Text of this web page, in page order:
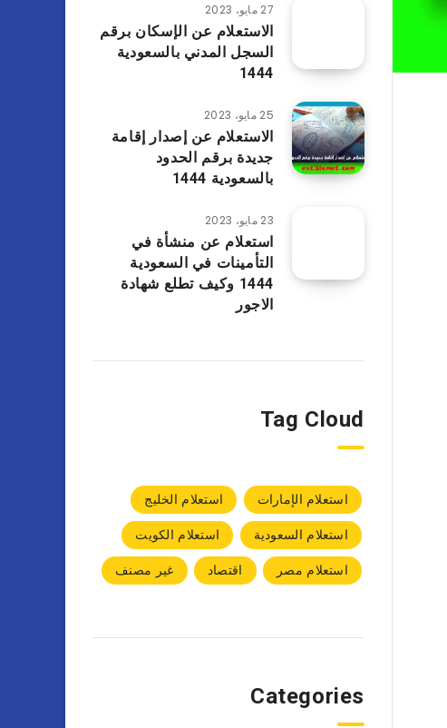
27 مايو، 2023
الاستعلام عن الإسكان برقم
السجل المدني بالسعودية
1444
25 مايو، 2023
الاستعلام عن إصدار إقامة
جديدة برقم الحدود
بالسعودية 1444
23 مايو، 2023
استعلام عن منشأة في
التأمينات في السعودية
1444 وكيف تطلع شهادة
الاجور
Tag Cloud
استعلام الإمارات
استعلام الخليج
استعلام السعودية
استعلام الكويت
استعلام مصر
اقتصاد غير مصنف
Categories